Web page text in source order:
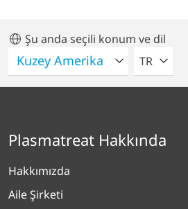
Şu anda seçili konum ve dil
LÜTFEN
TR
Plasmatreat Hakkında
Hakkımızda
Aile Şirketi